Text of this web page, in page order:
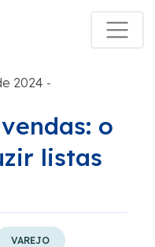
2024 -
o
listas
VAREJO